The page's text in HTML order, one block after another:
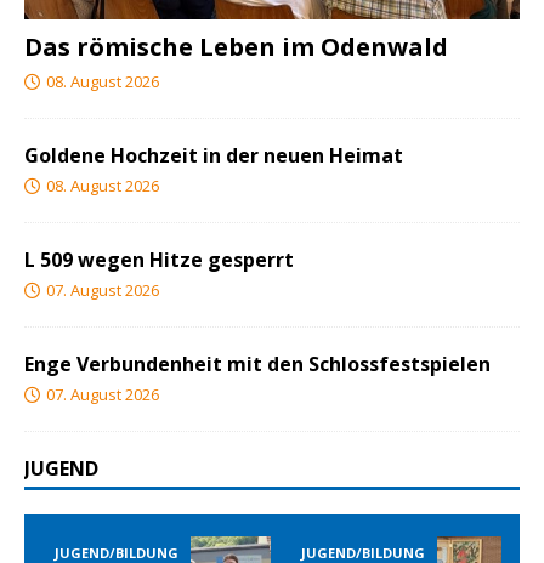
Das römische Leben im Odenwald
08. August 2026
Goldene Hochzeit in der neuen Heimat
08. August 2026
L 509 wegen Hitze gesperrt
07. August 2026
Enge Verbundenheit mit den Schlossfestspielen
07. August 2026
JUGEND
JUGEND/BILDUNG JUGEND/BILDUNG